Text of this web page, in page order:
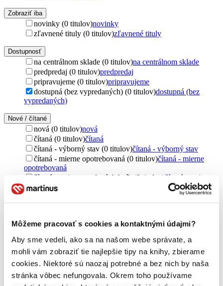
Môžeme pracovať s cookies a kontaktnými údajmi?
Aby sme vedeli, ako sa na našom webe správate, a
mohli vám zobraziť tie najlepšie tipy na knihy, zbierame
cookies. Niektoré sú naozaj potrebné a bez nich by naša
stránka vôbec nefungovala. Okrem toho používame
Zobraziť iba
novinky (0 titulov)novinky
zľavnené tituly (0 titulov)zľavnené tituly
Dostupnosť
na centrálnom sklade (0 titulov)na centrálnom sklade
predpredaj (0 titulov)predpredaj
pripravujeme (0 titulov)pripravujeme
dostupná (bez vypredaných) (0 titulov)dostupná (bez
vypredaných)
Nové / čítané
nová (0 titulov)nová
čítaná (0 titulov)čítaná
čítaná - výborný stav (0 titulov)čítaná - výborný stav
čítaná - mierne opotrebovaná (0 titulov)čítaná - mierne
opotrebovaná
čítané verzie vypredaných kníh (0 titulov) čítané verzie
vypredaných kníh
Jazyk
emigrácia (1 titul)emigrácia1
Vydavateľstvo
Doplněk (1 titul) Doplněk1